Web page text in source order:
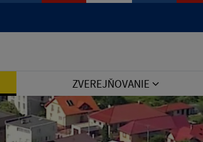
ZVEREJŇOVANIE